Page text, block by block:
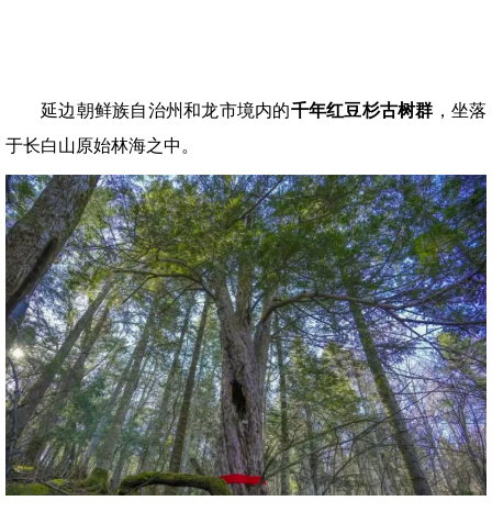
延边朝鲜族自治州和龙市境内的千年红豆杉古树群 ，坐落
于长白山原始林海之中。